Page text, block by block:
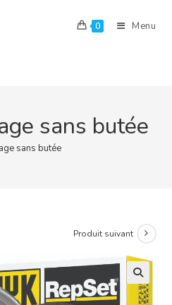
0 Menu
sans butée
sans butée
Produit suivant